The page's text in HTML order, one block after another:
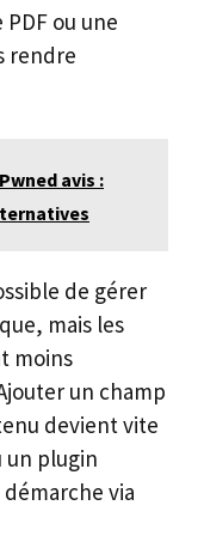
ou une
rendre
avis :
de gérer
mais les
moins
un champ
devient vite
un plugin
via